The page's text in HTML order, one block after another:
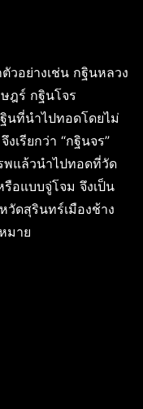
วอย่างเช่น กฐินหลวง
ฎร์ กฐินโจร
นที่นำไปทอดโดยไม่
เรียกว่า “กฐินจร”
พแล้วนำไปทอดที่วัด
อแบบจู่โจม จึงเป็น
วัดสุรินทร์เมืองช้าง
มาย